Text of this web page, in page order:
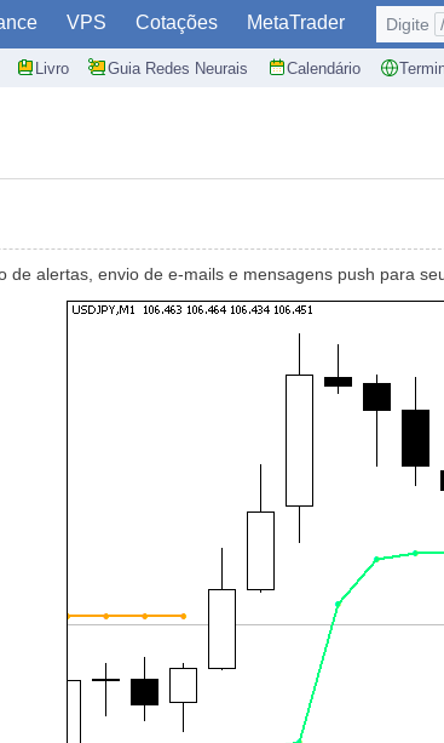
VPS Cotações MetaTrader
Livro Guia Redes Neurais Calendário
Digite /
de alertas, envio de e-mails e mensagens push para